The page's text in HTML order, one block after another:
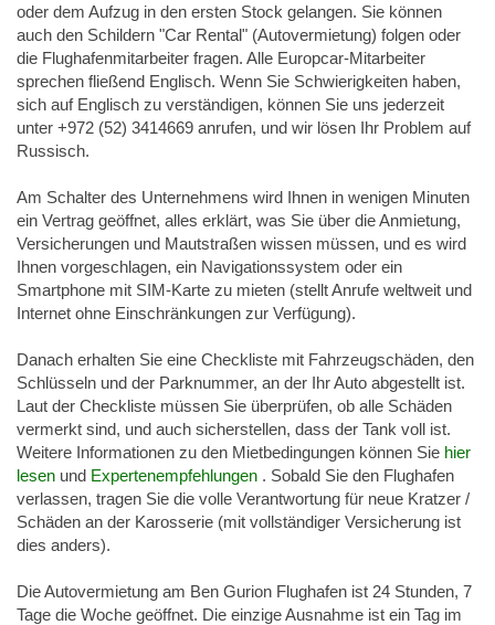
oder dem Aufzug in den ersten Stock gelangen. Sie können
auch den Schildern "Car Rental" (Autovermietung) folgen oder
die Flughafenmitarbeiter fragen. Alle Europcar-Mitarbeiter
sprechen fließend Englisch. Wenn Sie Schwierigkeiten haben,
sich auf Englisch zu verständigen, können Sie uns jederzeit
unter +972 (52) 3414669 anrufen, und wir lösen Ihr Problem auf
Russisch.
Am Schalter des Unternehmens wird Ihnen in wenigen Minuten
ein Vertrag geöffnet, alles erklärt, was Sie über die Anmietung,
Versicherungen und Mautstraßen wissen müssen, und es wird
Ihnen vorgeschlagen, ein Navigationssystem oder ein
Smartphone mit SIM-Karte zu mieten (stellt Anrufe weltweit und
Internet ohne Einschränkungen zur Verfügung).
Danach erhalten Sie eine Checkliste mit Fahrzeugschäden, den
Schlüsseln und der Parknummer, an der Ihr Auto abgestellt ist.
Laut der Checkliste müssen Sie überprüfen, ob alle Schäden
vermerkt sind, und auch sicherstellen, dass der Tank voll ist.
Weitere Informationen zu den Mietbedingungen können Sie hier
lesen und Expertenempfehlungen . Sobald Sie den Flughafen
verlassen, tragen Sie die volle Verantwortung für neue Kratzer /
Schäden an der Karosserie (mit vollständiger Versicherung ist
dies anders).
Die Autovermietung am Ben Gurion Flughafen ist 24 Stunden, 7
Tage die Woche geöffnet. Die einzige Ausnahme ist ein Tag im